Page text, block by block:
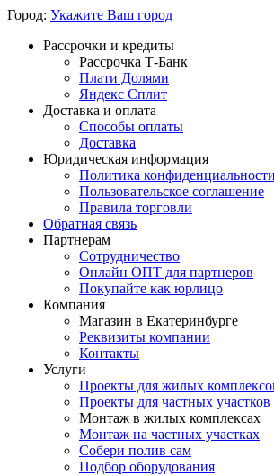
Город: Укажите Ваш город
Рассрочки и кредиты
Рассрочка Т-Банк
Плати Долями
Яндекс Сплит
Доставка и оплата
Способы оплаты
Доставка
Юридическая информация
Политика конфиденциальности
Пользовательское соглашение
Правила торговли
Обратная связь
Партнерам
Сотрудничество
Онлайн ОПТ для партнеров
Покупайте как юрлицо
Компания
Магазин в Екатеринбурге
Реквизиты компании
Контакты
Услуги
Проекты для жилых
Проекты для частных участков
Монтаж в жилых комплексах
Монтаж на частных участках
Собери полив сам
Подбор оборудования